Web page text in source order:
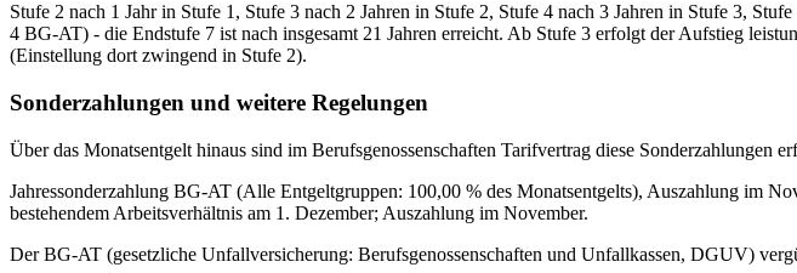
Stufe 2 nach 1 Jahr in Stufe 1, Stufe 3 nach 2 Jahren in Stufe 2, Stufe 4 nach 3 Jahren in Stufe 3,
4 BG-AT) - die Endstufe 7 ist nach insgesamt 21 Jahren erreicht. Ab Stufe 3 erfolgt der Aufstieg
(Einstellung dort zwingend in Stufe 2).
Sonderzahlungen und weitere Regelungen
Über das Monatsentgelt hinaus sind im Berufsgenossenschaften Tarifvertrag diese Sonderzahlungen
Jahressonderzahlung BG-AT (Alle Entgeltgruppen: 100,00 % des Monatsentgelts), Auszahlung im
bestehendem Arbeitsverhältnis am 1. Dezember; Auszahlung im November.
Der BG-AT (gesetzliche Unfallversicherung: Berufsgenossenschaften und Unfallkassen, DGUV)